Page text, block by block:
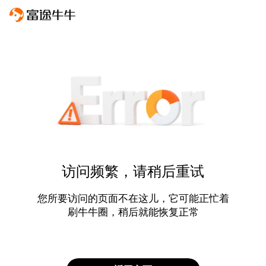
访问频繁，请稍后重试
您所要访问的页面不在这儿，它可能正忙着
刷牛牛圈，稍后就能恢复正常